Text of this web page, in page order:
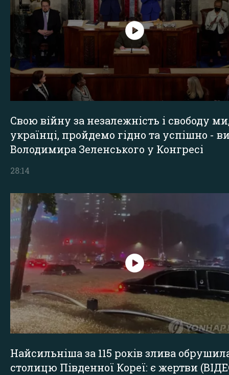
Свою війну за незалежність і свободу
українці, пройдемо гідно та успішно -
Володимира Зеленського у Конгресі
28:14
Найсильніша за 115 років злива
столицю Південної Кореї: є жертви